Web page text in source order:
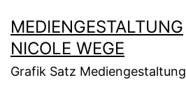
Inhalt
springen
MEDIENGESTALTUNG
NICOLE WEGE
Grafik Satz Mediengestaltung